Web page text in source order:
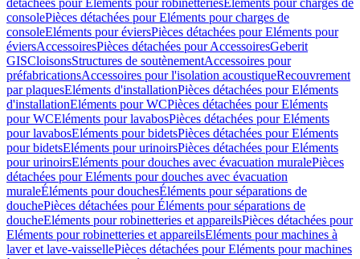
détachées pour Eléments pour robinetteriesEléments pour charges de
consolePièces détachées pour Eléments pour charges de
consoleEléments pour éviersPièces détachées pour Eléments pour
éviersAccessoiresPièces détachées pour AccessoiresGeberit
GISCloisonsStructures de soutènementAccessoires pour
préfabricationsAccessoires pour l'isolation acoustiqueRecouvrement
par plaquesEléments d'installationPièces détachées pour Eléments
d'installationEléments pour WCPièces détachées pour Eléments
pour WCEléments pour lavabosPièces détachées pour Eléments
pour lavabosEléments pour bidetsPièces détachées pour Eléments
pour bidetsEléments pour urinoirsPièces détachées pour Eléments
pour urinoirsEléments pour douches avec évacuation muralePièces
détachées pour Eléments pour douches avec évacuation
muraleÉléments pour douchesÉléments pour séparations de
douchePièces détachées pour Éléments pour séparations de
doucheEléments pour robinetteries et appareilsPièces détachées pour
Eléments pour robinetteries et appareilsEléments pour machines à
laver et lave-vaissellePièces détachées pour Eléments pour machines